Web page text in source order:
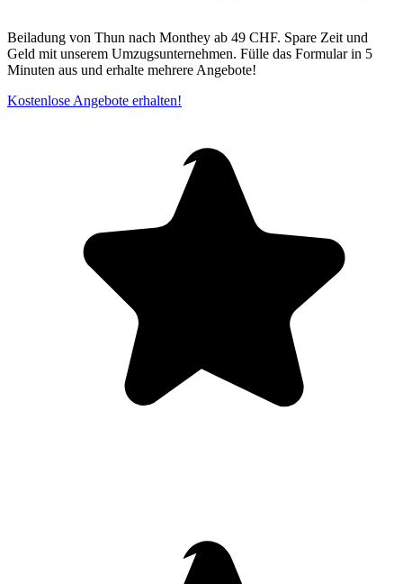
Beiladung von Thun nach Monthey ab 49 CHF. Spare Zeit und
Geld mit unserem Umzugsunternehmen. Fülle das Formular in 5
Minuten aus und erhalte mehrere Angebote!
Kostenlose Angebote erhalten!